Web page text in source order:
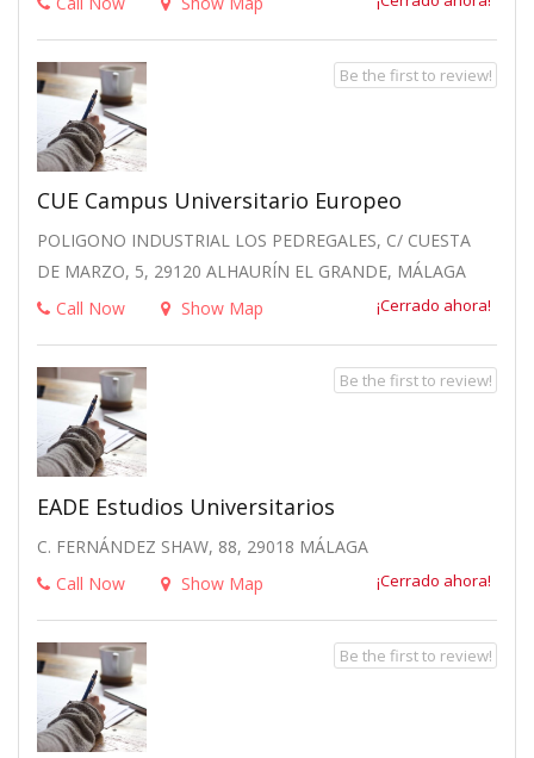
CUE Campus Universitario Europeo
POLIGONO INDUSTRIAL LOS PEDREGALES, C/ CUESTA
DE MARZO, 5, 29120 ALHAURÍN EL GRANDE, MÁLAGA
Call Now
Show Map ¡Cerrado ahora!
Be the first to review!
EADE Estudios Universitarios
C. FERNÁNDEZ SHAW, 88, 29018 MÁLAGA
Call Now
Show Map ¡Cerrado ahora!
Be the first to review!
Be the first to review!